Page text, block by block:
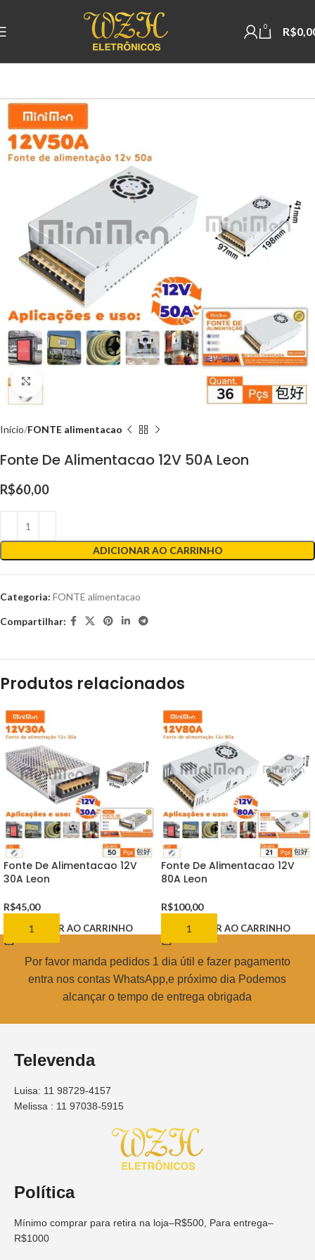
0 R$
Início FONTE alimentacao
Fonte De Alimentacao 12V 50A Leon
R$60,00
ADICIONAR AO CARRINHO
Categoria: FONTE alimentacao
Compartilhar:
Produtos relacionados
Fonte De Alimentacao 12V
30A Leon
R$45,00
ADICIONAR AO CARRINHO
Fonte De Alimentacao 12V
80A Leon
R$100,00
ADICIONAR AO CARRINHO
Por favor manda pedidos 1 dia útil e fazer pagamento
entra nos contas WhatsApp,e próximo dia Podemos
alcançar o tempo de entrega obrigada
Televenda
Luisa: 11 98729-4157
Melissa : 11 97038-5915
Política
Mínimo comprar para retira na loja–R$500, Para entrega–
R$1000